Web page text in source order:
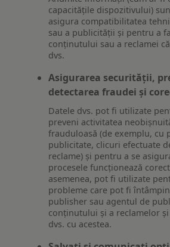
capacitățile dispozitivului)
asigura compatibilitatea
sau a publicității și pentru a
conținutului sau a reclamei
dvs.
Asigurarea securității,
detectarea fraudei și
Datele dvs. pot fi utilizate
preveni activitatea
frauduloasă (de exemplu, cu
publicitate, clicuri efectuate
reclame) și pentru a se
procesele funcționează
asemenea, pot fi utilizate
probleme care pot fi
publisher sau agentul de
conținutului și a reclamelor
dvs. cu acestea.